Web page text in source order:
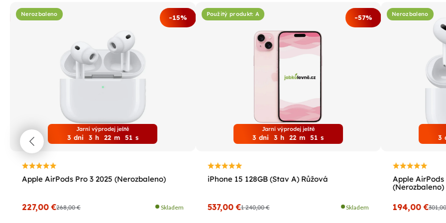
Nerozbaleno -15%
Jarní výprodej ještě
3 dni 3 h 22 m 50 s
Apple AirPods Pro 3 2025 (Nerozbaleno)
268,00 €
227,00 € Skladem
Použitý produkt: A -57%
Jarní výprodej ještě
3 dni 3 h 22 m 50 s
iPhone 15 128GB (Stav A) Růžová
1 240,00 €
537,00 € Skladem
Nerozbaleno
3
Apple AirPods
(Nerozbaleno)
194,00 €